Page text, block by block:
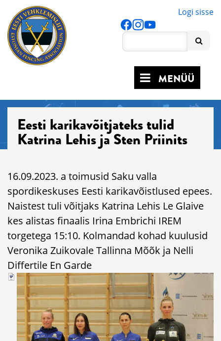
Logi sisse
MENÜÜ
Eesti karikavõitjateks tulid
Katrina Lehis ja Sten Priinits
16.09.2023. a toimusid Saku valla
spordikeskuses Eesti karikavõistlused epees.
Naistest tuli võitjaks Katrina Lehis Le Glaive
kes alistas finaalis Irina Embrichi IREM
torgetega 15:10. Kolmandad kohad kuulusid
Veronika Zuikovale Tallinna Mõõk ja Nelli
Differtile En Garde